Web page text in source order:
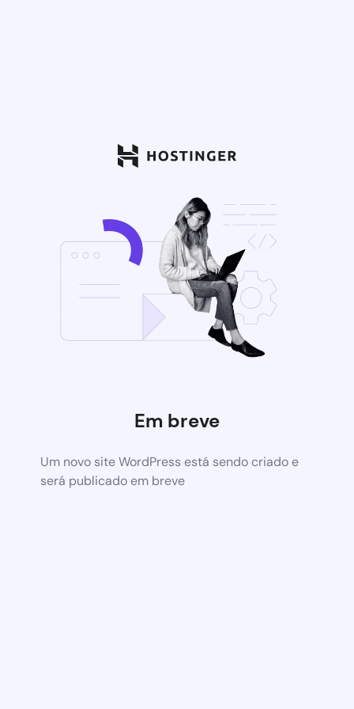
Em breve
Um novo site WordPress está sendo criado e
será publicado em breve